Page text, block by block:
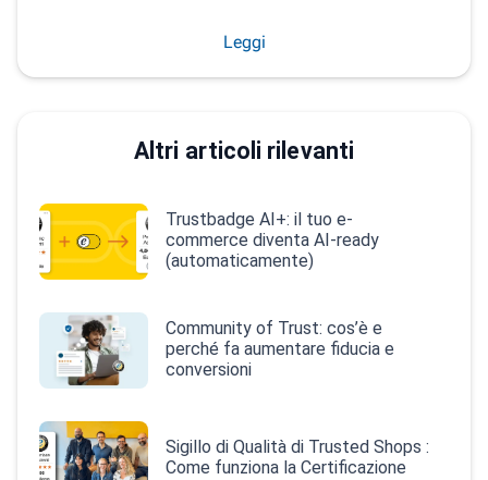
Leggi
Altri articoli rilevanti
Trustbadge AI+: il tuo e-
commerce diventa AI-ready
(automaticamente)
Community of Trust: cos’è e
perché fa aumentare fiducia e
conversioni
Sigillo di Qualità di Trusted Shops :
Come funziona la Certificazione